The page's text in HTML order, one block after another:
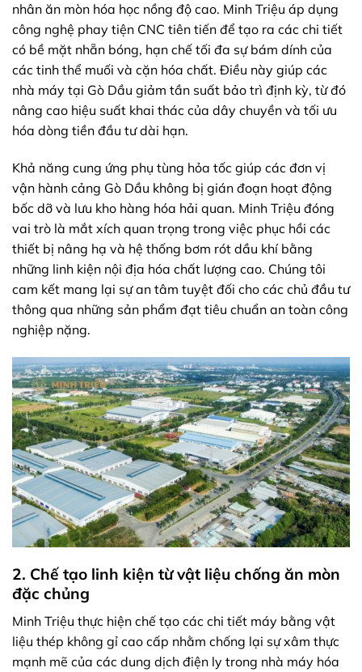
nhân ăn mòn hóa học nồng độ cao. Minh Triệu áp dụng
công nghệ phay tiện CNC tiên tiến để tạo ra các chi tiết
có bề mặt nhẵn bóng, hạn chế tối đa sự bám dính của
các tinh thể muối và cặn hóa chất. Điều này giúp các
nhà máy tại Gò Dầu giảm tần suất bảo trì định kỳ, từ đó
nâng cao hiệu suất khai thác của dây chuyền và tối ưu
hóa dòng tiền đầu tư dài hạn.
Khả năng cung ứng phụ tùng hỏa tốc giúp các đơn vị
vận hành cảng Gò Dầu không bị gián đoạn hoạt động
bốc dỡ và lưu kho hàng hóa hải quan. Minh Triệu đóng
vai trò là mắt xích quan trọng trong việc phục hồi các
thiết bị nâng hạ và hệ thống bơm rót dầu khí bằng
những linh kiện nội địa hóa chất lượng cao. Chúng tôi
cam kết mang lại sự an tâm tuyệt đối cho các chủ đầu tư
thông qua những sản phẩm đạt tiêu chuẩn an toàn công
nghiệp nặng.
2. Chế tạo linh kiện từ vật liệu chống ăn mòn
đặc chủng
Minh Triệu thực hiện chế tạo các chi tiết máy bằng vật
liệu thép không gỉ cao cấp nhằm chống lại sự xâm thực
mạnh mẽ của các dung dịch điện ly trong nhà máy hóa